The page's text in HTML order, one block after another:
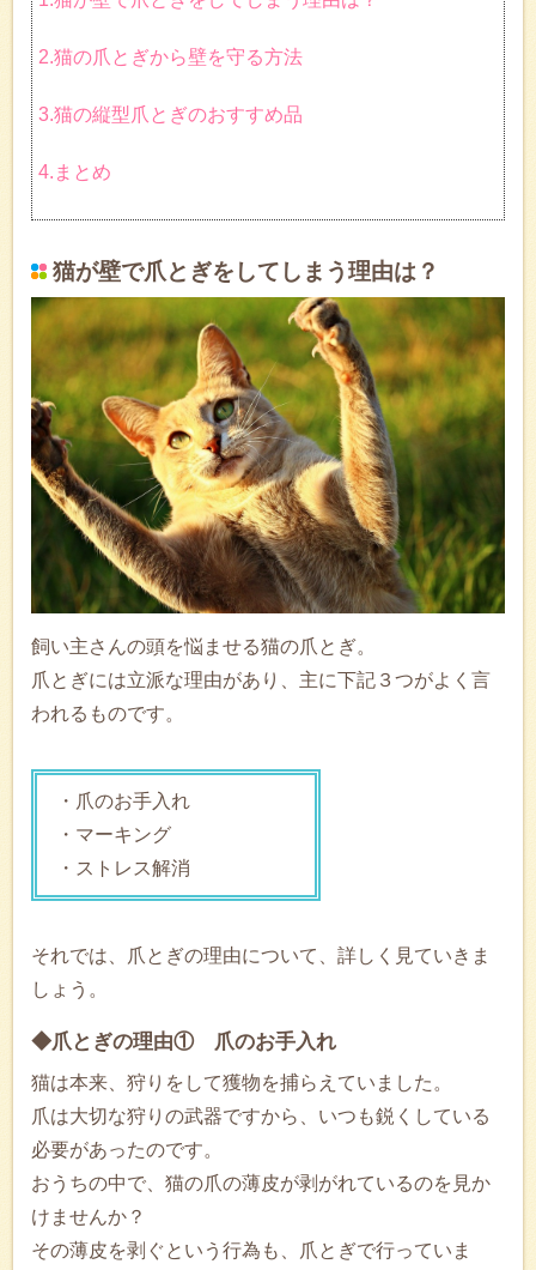
2.猫の爪とぎから壁を守る方法
3.猫の縦型爪とぎのおすすめ品
4.まとめ
猫が壁で爪とぎをしてしまう理由は？
飼い主さんの頭を悩ませる猫の爪とぎ。
爪とぎには立派な理由があり、主に下記３つがよく言
われるものです。
・爪のお手入れ
・マーキング
・ストレス解消
それでは、爪とぎの理由について、詳しく見ていきま
しょう。
◆爪とぎの理由① 爪のお手入れ
猫は本来、狩りをして獲物を捕らえていました。
爪は大切な狩りの武器ですから、いつも鋭くしている
必要があったのです。
おうちの中で、猫の爪の薄皮が剥がれているのを見か
けませんか？
その薄皮を剥ぐという行為も、爪とぎで行っていま